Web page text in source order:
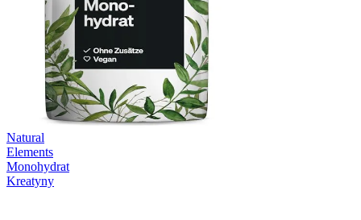
Natural
Elements
Monohydrat
Kreatyny